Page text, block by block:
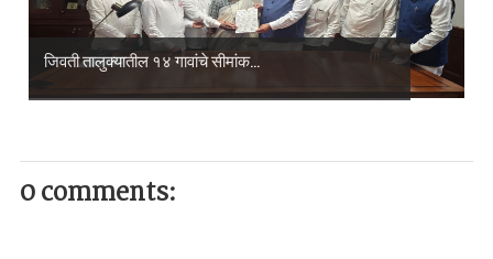
जिवती तालुक्यातील १४ गावांचे सीमांक...
0 comments: